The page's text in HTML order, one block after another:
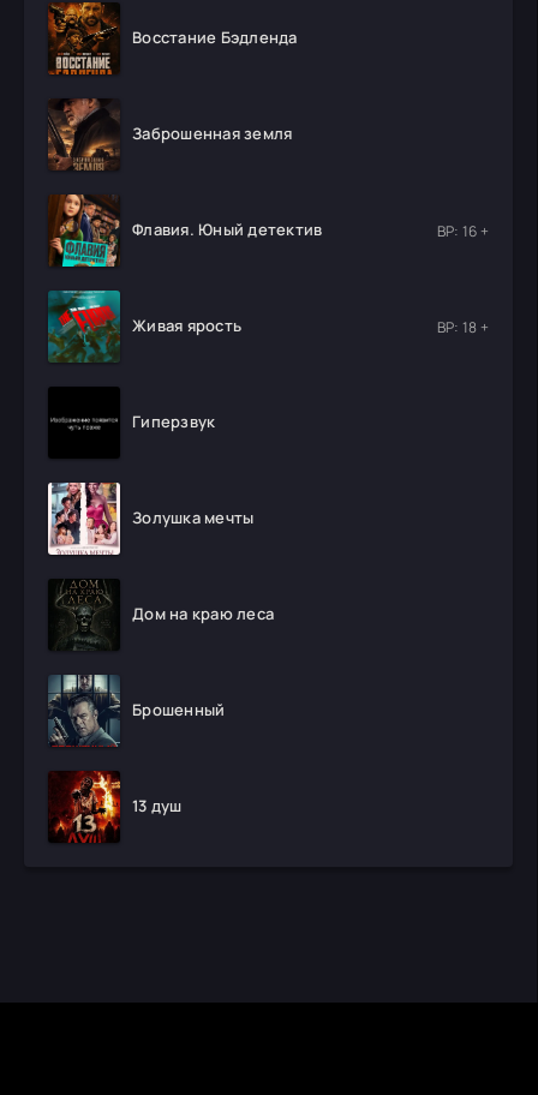
Восстание Бэдленда
Заброшенная земля
Флавия. Юный детектив ВР: 16 +
Живая ярость ВР: 18 +
Гиперзвук
Золушка мечты
Дом на краю леса
Брошенный
13 душ